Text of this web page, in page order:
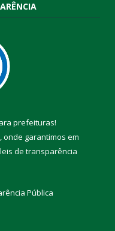
prefeituras!
onde garantimos em
leis de transparência
Pública